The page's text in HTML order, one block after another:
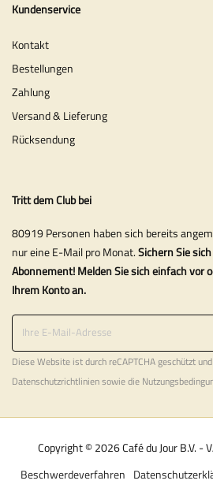
Kundenservice
Kontakt
Bestellungen
Zahlung
Versand & Lieferung
Rücksendung
Tritt dem Club bei
80919 Personen haben sich bereits
nur eine E-Mail pro Monat.Sichern Sie
Abonnement! Melden Sie sich einfach vor
Ihrem Konto an.
Diese Website ist durch reCAPTCHA geschützt
Datenschutzrichtliniensowie die
Copyright © 2026 Café du Jour B.V. -
Beschwerdeverfahren